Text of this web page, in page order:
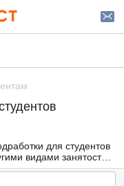
для студентов
видами занятости
а также от
день.